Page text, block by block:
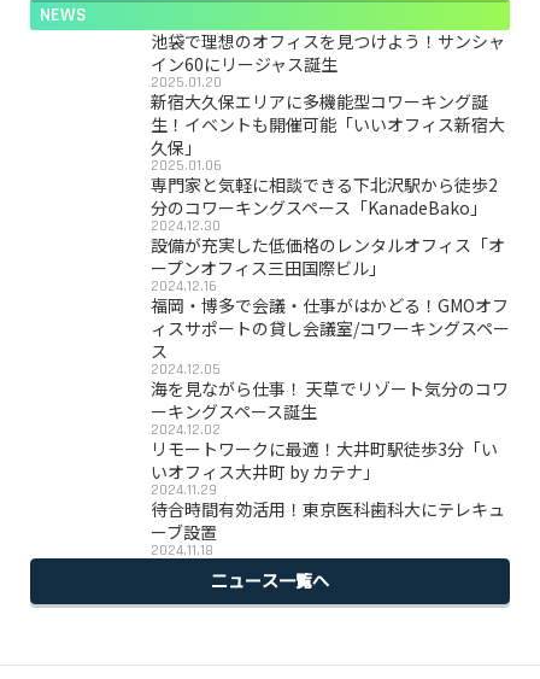
NEWS
池袋で理想のオフィスを見つけよう！サンシャ
イン60にリージャス誕生
2025.01.20
新宿大久保エリアに多機能型コワーキング誕
生！イベントも開催可能「いいオフィス新宿大
久保」
2025.01.06
専門家と気軽に相談できる下北沢駅から徒歩2
分のコワーキングスペース「KanadeBako」
2024.12.30
設備が充実した低価格のレンタルオフィス「オ
ープンオフィス三田国際ビル」
2024.12.16
福岡・博多で会議・仕事がはかどる！GMOオフ
ィスサポートの貸し会議室/コワーキングスペー
ス
2024.12.05
海を見ながら仕事！ 天草でリゾート気分のコワ
ーキングスペース誕生
2024.12.02
リモートワークに最適！大井町駅徒歩3分「い
いオフィス大井町 by カテナ」
2024.11.29
待合時間有効活用！東京医科歯科大にテレキュ
ーブ設置
2024.11.18
ニュース一覧へ